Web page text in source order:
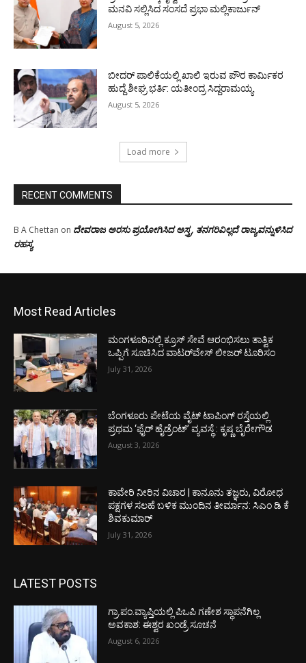
ಮನವಿ ಸಲ್ಲಿಸಿದ ಸಂಸದೆ ಪ್ರಭಾ ಮಲ್ಲಿಕಾರ್ಜುನ್
August 5, 2026
ಬೀದರ್ ಪಾಲಿಕೆಯಲ್ಲಿ ಖಾಲಿ ಇರುವ ಪೌರ ಕಾರ್ಮಿಕರ
ಹುದ್ದೆ ಶೀಘ್ರ ಭರ್ತಿ: ಯತೀಂದ್ರ ಸಿದ್ದರಾಮಯ್ಯ
August 5, 2026
Load more
RECENT COMMENTS
B A Chettan on ದೇವರಾಜ ಅರಸು ಪ್ರಯೋಗಿಸಿದ ಅಸ್ತ್ರ, ತನಗರಿವಿಲ್ಲದೆ ರಾಜ್ಯವನ್ನುಳಿಸಿದ
ರಹಸ್ಯ
Most Read Articles
ಮಂಗಳೂರಿನಲ್ಲಿ ಕ್ರೂಸ್ ಸೇವೆ ಆರಂಭಿಸಲು ತಾತ್ವಿಕ
ಒಪ್ಪಿಗೆ ಸೂಚಿಸಿದ ವಾಟರ್‌ವೇಸ್ ಲೀಜರ್ ಟೂರಿಸಂ
July 31, 2026
ಬೆಂಗಳೂರು ಪೇಟೆಯ ವೈಟ್ ಟಾಪಿಂಗ್ ರಸ್ತೆಯಲ್ಲಿ
ಪ್ರಥಮ ‘ಫೈರ್ ಹೈಡ್ರೆಂಟ್’ ವ್ಯವಸ್ಥೆ : ಕೃಷ್ಣ ಬೈರೇಗೌಡ
August 3, 2026
ಕಾವೇರಿ ನೀರಿನ ವಿಚಾರ | ಕಾನೂನು ತಜ್ಞರು, ವಿರೋಧ
ಪಕ್ಷಗಳ ಸಲಹೆ ಬಳಿಕ ಮುಂದಿನ ತೀರ್ಮಾನ: ಸಿಎಂ ಡಿ ಕೆ
ಶಿವಕುಮಾರ್
July 31, 2026
LATEST POSTS
ಗ್ರಾ.ಪಂ.ವ್ಯಾಪ್ತಿಯಲ್ಲಿ ಪಿಒಪಿ ಗಣೇಶ ಸ್ಥಾಪನೆಗಿಲ್ಲ
ಅವಕಾಶ: ಈಶ್ವರ ಖಂಡ್ರೆ ಸೂಚನೆ
August 6, 2026